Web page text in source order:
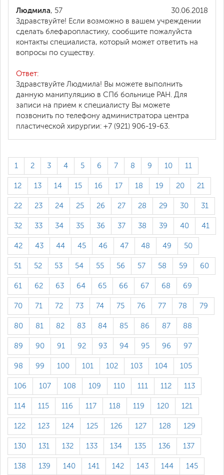
30.06.2018
Людмила, 57
Здравствуйте! Если возможно в вашем учреждении
сделать блефаропластику, сообщите пожалуйста
контакты специалиста, который может ответить на
вопросы по существу.
Ответ:
Здравствуйте Людмила! Вы можете выполнить
данную манипуляцию в СПб больнице РАН. Для
записи на прием к специалисту Вы можете
позвонить по телефону администратора центра
пластической хирургии: +7 (921) 906-19-63.
1 2 3 4 5 6 7 8 9 10 11
12 13 14 15 16 17 18 19 20 21
22 23 24 25 26 27 28 29 30 31
32 33 34 35 36 37 38 39 40 41
42 43 44 45 46 47 48 49 50
51 52 53 54 55 56 57 58 59 60
61 62 63 64 65 66 67 68 69
70 71 72 73 74 75 76 77 78 79
80 81 82 83 84 85 86 87 88
89 90 91 92 93 94 95 96 97
98 99 100 101 102 103 104 105
106 107 108 109 110 111 112 113
114 115 116 117 118 119 120 121
122 123 124 125 126 127 128 129
130 131 132 133 134 135 136 137
138 139 140 141 142 143 144 145